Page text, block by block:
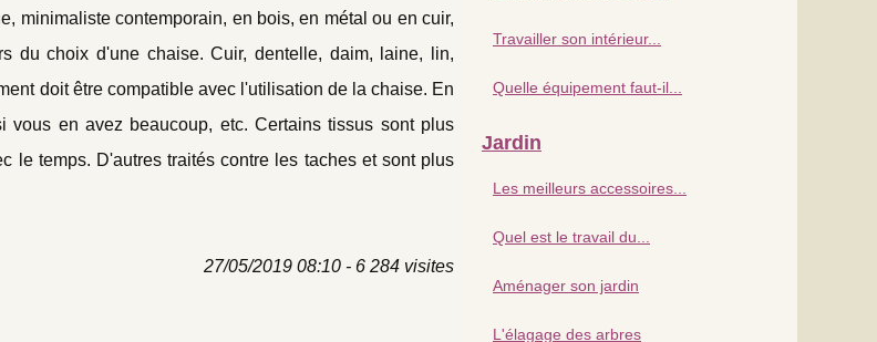
minimaliste contemporain, en bois, en métal ou en cuir,
du choix d'une chaise. Cuir, dentelle, daim, laine, lin,
doit être compatible avec l'utilisation de la chaise. En
en avez beaucoup, etc. Certains tissus sont plus
le temps. D'autres traités contre les taches et sont plus
27/05/2019 08:10 - 6 284 visites
Travailler son intérieur...
Quelle équipement faut-il...
Jardin
Les meilleurs accessoires...
Quel est le travail du...
Aménager son jardin
L'élagage des arbres